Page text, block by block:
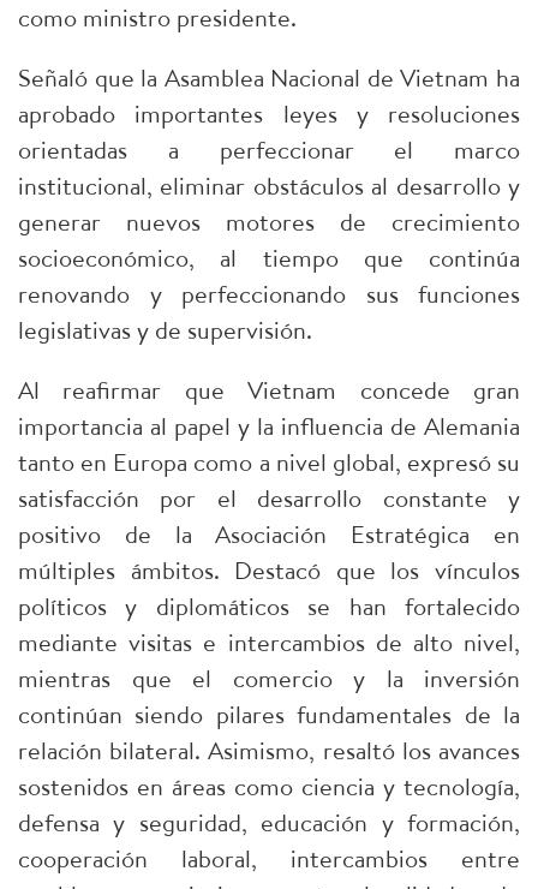
como ministro presidente.
Señaló que la Asamblea Nacional de Vietnam ha
aprobado importantes leyes y resoluciones
orientadas a perfeccionar el marco
institucional, eliminar obstáculos al desarrollo y
generar nuevos motores de crecimiento
socioeconómico, al tiempo que continúa
renovando y perfeccionando sus funciones
legislativas y de supervisión.
Al reafirmar que Vietnam concede gran
importancia al papel y la influencia de Alemania
tanto en Europa como a nivel global, expresó su
satisfacción por el desarrollo constante y
positivo de la Asociación Estratégica en
múltiples ámbitos. Destacó que los vínculos
políticos y diplomáticos se han fortalecido
mediante visitas e intercambios de alto nivel,
mientras que el comercio y la inversión
continúan siendo pilares fundamentales de la
relación bilateral. Asimismo, resaltó los avances
sostenidos en áreas como ciencia y tecnología,
defensa y seguridad, educación y formación,
cooperación laboral, intercambios entre